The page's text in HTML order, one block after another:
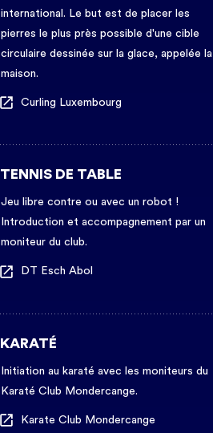
international. Le but est de placer les
pierres le plus près possible d'une cible
circulaire dessinée sur la glace, appelée la
maison.
Curling Luxembourg
TENNIS DE TABLE
Jeu libre contre ou avec un robot !
Introduction et accompagnement par un
moniteur du club.
DT Esch Abol
KARATÉ
Initiation au karaté avec les moniteurs du
Karaté Club Mondercange.
Karate Club Mondercange